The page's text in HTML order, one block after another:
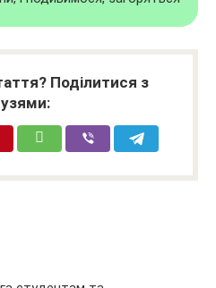
Поділитися з